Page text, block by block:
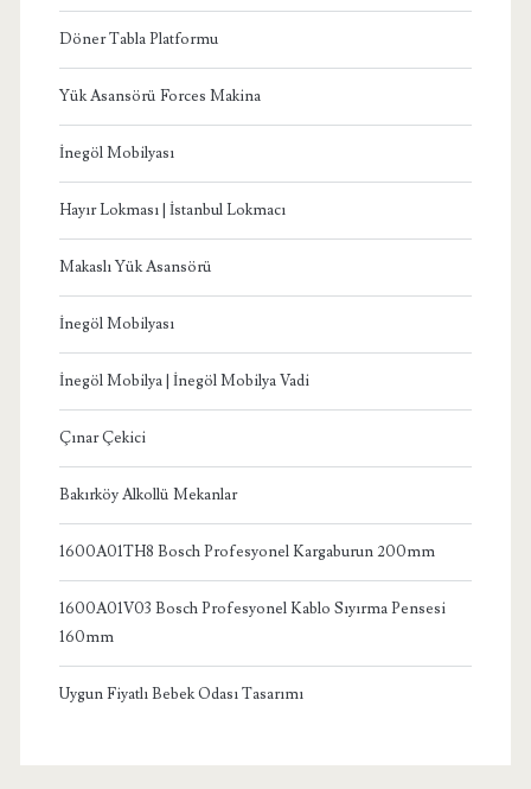
Döner Tabla Platformu
Yük Asansörü Forces Makina
İnegöl Mobilyası
Hayır Lokması | İstanbul Lokmacı
Makaslı Yük Asansörü
İnegöl Mobilyası
İnegöl Mobilya | İnegöl Mobilya Vadi
Çınar Çekici
Bakırköy Alkollü Mekanlar
1600A01TH8 Bosch Profesyonel Kargaburun 200mm
1600A01V03 Bosch Profesyonel Kablo Sıyırma Pensesi
160mm
Uygun Fiyatlı Bebek Odası Tasarımı